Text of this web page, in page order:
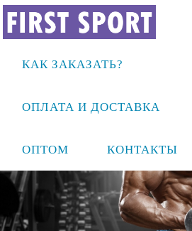
КАК ЗАКАЗАТЬ?
ОПЛАТА И ДОСТАВКА
ОПТОМ КОНТАКТЫ